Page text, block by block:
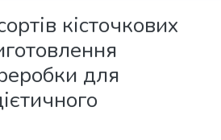
кісточкових
для